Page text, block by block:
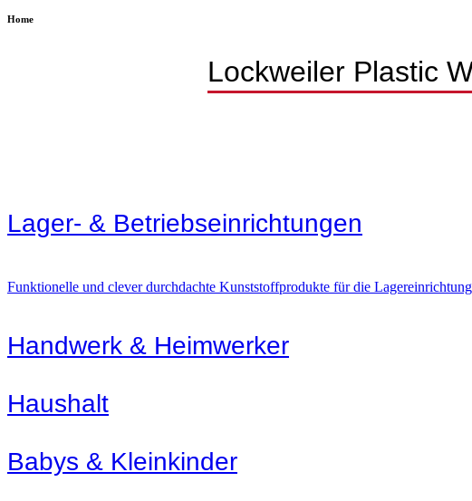
Home
Lockweiler Plastic
Lager- & Betriebs­einrichtungen
Funktionelle und clever durchdachte Kunststoffprodukte für die
Handwerk & Heimwerker
Haushalt
Babys & Kleinkinder